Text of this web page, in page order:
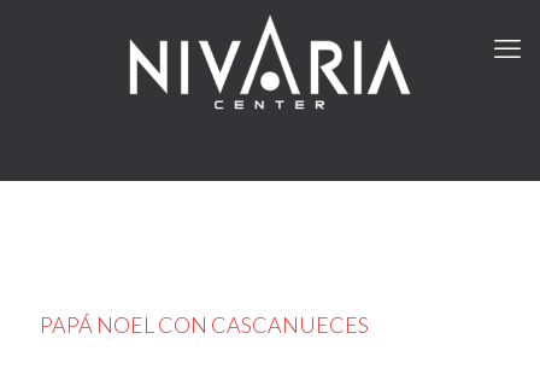
PAPÁ NOEL CON CASCANUECES